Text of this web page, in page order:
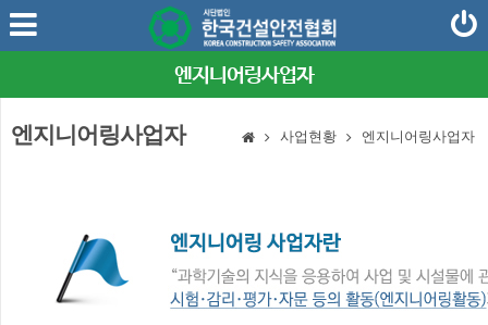
엔지니어링사업자
엔지니어링사업자 사업현황 엔지니어링사업자